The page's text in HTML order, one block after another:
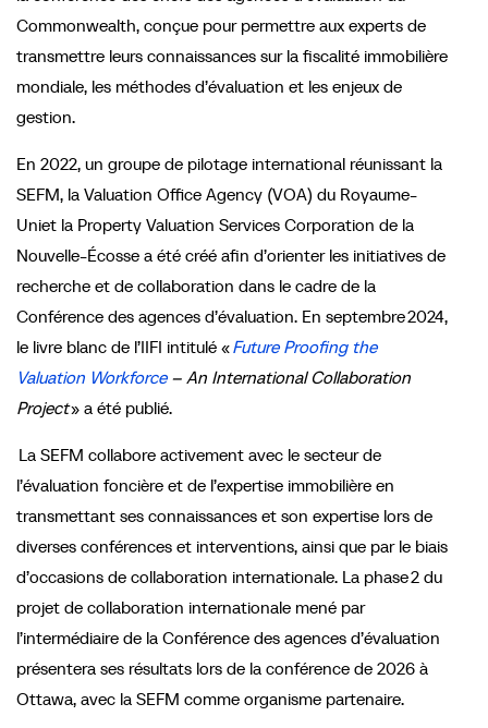
Commonwealth, conçue pour permettre aux experts de
transmettre leurs connaissances sur la fiscalité immobilière
mondiale, les méthodes d’évaluation et les enjeux de
gestion.
En 2022, un groupe de pilotage international réunissant la
SEFM, la Valuation Office Agency (VOA) du Royaume-
Uniet la Property Valuation Services Corporation de la
Nouvelle-Écosse a été créé afin d’orienter les initiatives de
recherche et de collaboration dans le cadre de la
Conférence des agences d’évaluation. En septembre 2024,
le livre blanc de l’IIFI intitulé «Future Proofing the
Valuation Workforce– An International Collaboration
Project» a été publié.
La SEFM collabore activement avec le secteur de
l’évaluation foncière et de l’expertise immobilière en
transmettant ses connaissances et son expertise lors de
diverses conférences et interventions, ainsi que par le biais
d’occasions de collaboration internationale. La phase 2 du
projet de collaboration internationale mené par
l’intermédiaire de la Conférence des agences d’évaluation
présentera ses résultats lors de la conférence de 2026 à
Ottawa, avec la SEFM comme organisme partenaire.